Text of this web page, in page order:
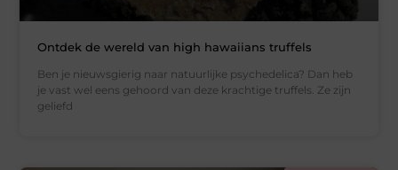
Ontdek de wereld van high hawaiians truffels
Ben je nieuwsgierig naar natuurlijke psychedelica? Dan heb
je vast wel eens gehoord van deze krachtige truffels. Ze zijn
geliefd